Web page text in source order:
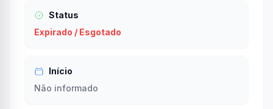
Status
Expirado / Esgotado
Início
Não informado